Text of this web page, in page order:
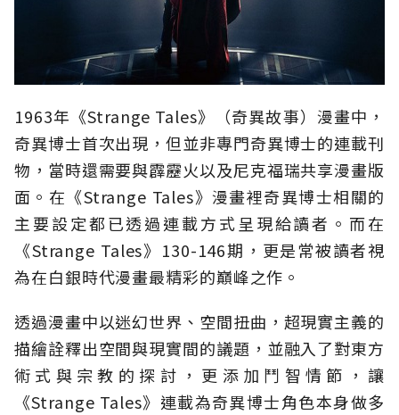
1963年《Strange Tales》（奇異故事）漫畫中，
奇異博士首次出現，但並非專門奇異博士的連載刊
物，當時還需要與霹靂火以及尼克福瑞共享漫畫版
面。在《Strange Tales》漫畫裡奇異博士相關的
主要設定都已透過連載方式呈現給讀者。而在
《Strange Tales》130-146期，更是常被讀者視
為在白銀時代漫畫最精彩的巔峰之作。
透過漫畫中以迷幻世界、空間扭曲，超現實主義的
描繪詮釋出空間與現實間的議題，並融入了對東方
術式與宗教的探討，更添加鬥智情節，讓
《Strange Tales》連載為奇異博士角色本身做多